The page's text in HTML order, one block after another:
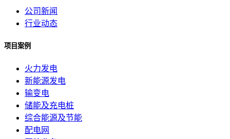
公司新闻
行业动态
项目案例
火力发电
新能源发电
输变电
储能及充电桩
综合能源及节能
配电网